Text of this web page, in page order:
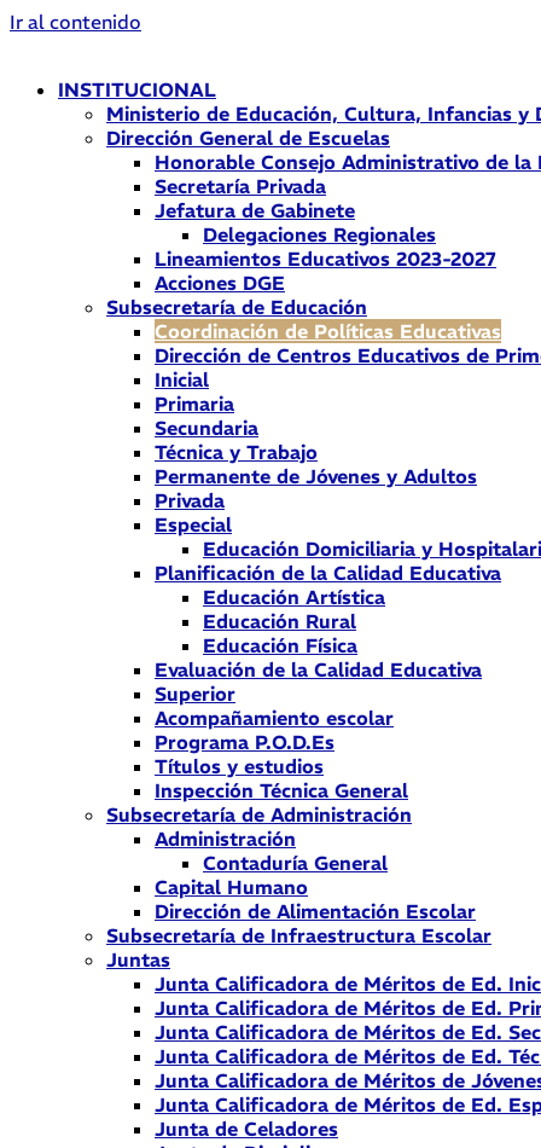
Ir al contenido
INSTITUCIONAL
Ministerio de Educación, Cultura, Infancias y
Dirección General de Escuelas
Honorable Consejo Administrativo de la
Secretaría Privada
Jefatura de Gabinete
Delegaciones Regionales
Lineamientos Educativos 2023-2027
Acciones DGE
Subsecretaría de Educación
Coordinación de Políticas Educativas
Dirección de Centros Educativos de
Inicial
Primaria
Secundaria
Técnica y Trabajo
Permanente de Jóvenes y Adultos
Privada
Especial
Educación Domiciliaria y
Planificación de la Calidad Educativa
Educación Artística
Educación Rural
Educación Física
Evaluación de la Calidad Educativa
Superior
Acompañamiento escolar
Programa P.O.D.Es
Títulos y estudios
Inspección Técnica General
Subsecretaría de Administración
Administración
Contaduría General
Capital Humano
Dirección de Alimentación Escolar
Subsecretaría de Infraestructura Escolar
Juntas
Junta Calificadora de Méritos de Ed.
Junta Calificadora de Méritos de Ed.
Junta Calificadora de Méritos de Ed.
Junta Calificadora de Méritos de Ed.
Junta Calificadora de Méritos de
Junta Calificadora de Méritos de Ed.
Junta de Celadores